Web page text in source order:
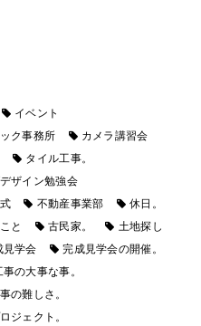
イベント
ク事務所
カメラ講習会
タイル工事。
ザイン勉強会
不動産事業部
休日。
と 古民家。
土地探し
見学会
完成見学会の開催。
の大事な事。
の難しさ。
ジェクト。